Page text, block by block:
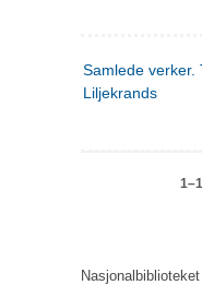
Samlede verker.
Liljekrands